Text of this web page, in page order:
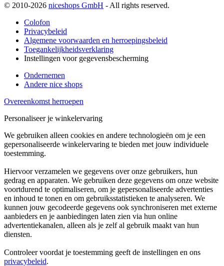
© 2010-2026 niceshops GmbH - All rights reserved.
Colofon
Privacybeleid
Algemene voorwaarden en herroepingsbeleid
Toegankelijkheidsverklaring
Instellingen voor gegevensbescherming
Ondernemen
Andere nice shops
Overeenkomst herroepen
Personaliseer je winkelervaring
We gebruiken alleen cookies en andere technologieën om je een
gepersonaliseerde winkelervaring te bieden met jouw individuele
toestemming.
Hiervoor verzamelen we gegevens over onze gebruikers, hun
gedrag en apparaten. We gebruiken deze gegevens om onze website
voortdurend te optimaliseren, om je gepersonaliseerde advertenties
en inhoud te tonen en om gebruiksstatistieken te analyseren. We
kunnen jouw gecodeerde gegevens ook synchroniseren met externe
aanbieders en je aanbiedingen laten zien via hun online
advertentiekanalen, alleen als je zelf al gebruik maakt van hun
diensten.
Controleer voordat je toestemming geeft de instellingen en ons
privacybeleid.